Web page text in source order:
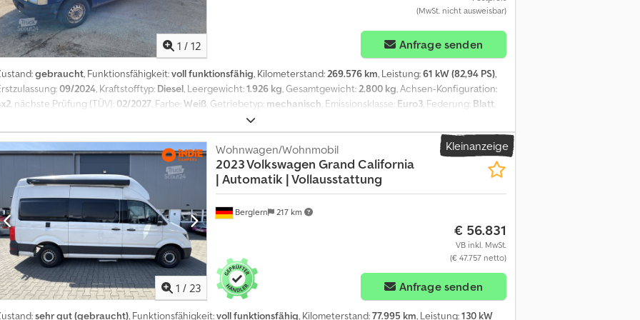
1 / 12
(MwSt. nicht ausweisbar)
Anfrage senden
gebraucht, Funktionsfähigkeit:voll funktionsfähig, Kilometerstand:269.576 km, Leistung:61 kW (82,94 PS),
09/2024, Kraftstofftyp: Diesel, Leergewicht:1.926 kg, Gesamtgewicht:2.800 kg, Achsen-Konfiguration:
, nächste Prüfung (TÜV): 02/2027, Farbe:Weiß, Getriebetyp: mechanisch, Emissionsklasse: Euro3, Federung: Blatt,
ABS, Anhängerkupplung, Kfz-Zulassung, LKW-Zulassung,
Sommerreifen, Tachograph, Traktionskontrolle, Doka mit Pritsche Plane , 2.461 ccm Motor , deutsches
Verkauf nur an gewerbetreibende und unter Ausschluß jeglicher Gewährleistung Verladung möglich
Crsdpfx Absul Um Ho Tjf Verkauf im Auftrag , Privatverkauf ohne 19 % Mwst.
Kleinanzeige
1 / 23
Berglern 217 km
Wohnwagen/Wohnmobil
2023 Volkswagen Grand California
| Automatik | Vollausstattung
€ 56.831
VB inkl. MwSt.
(€ 47.757 netto)
Anfrage senden
sehr gut (gebraucht), Funktionsfähigkeit:voll funktionsfähig, Kilometerstand:77.995 km, Leistung:130 kW